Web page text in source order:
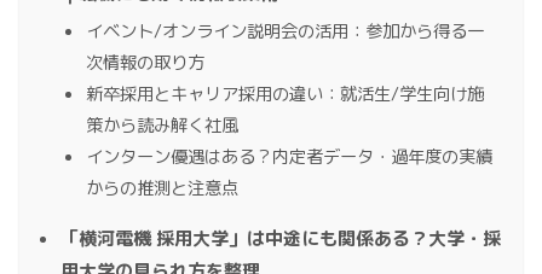
イベント/オンライン説明会の活用：参加から得る一
次情報の取り方
新卒採用とキャリア採用の違い：就活生/学生向け施
策から読み解く社風
インターン優遇はある？内定者データ・過年度の実績
からの推測と注意点
「横河電機 採用大学」は中途にも関係ある？大学・採